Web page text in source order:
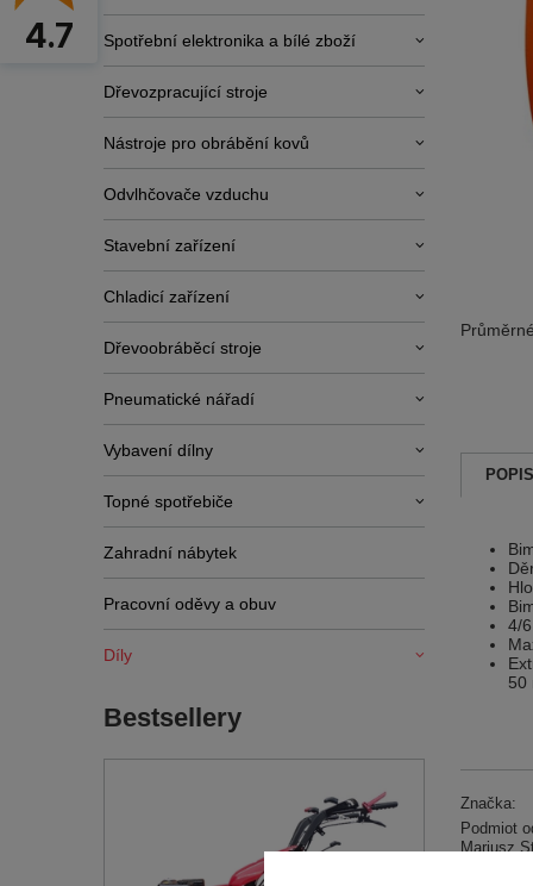
Spotřební elektronika a bílé zboží
Dřevozpracující stroje
Nástroje pro obrábění kovů
Odvlhčovače vzduchu
Stavební zařízení
Chladicí zařízení
Dřevoobráběcí stroje
Pneumatické nářadí
Vybavení dílny
Topné spotřebiče
Zahradní nábytek
Pracovní oděvy a obuv
Díly
Bestsellery
4/
50
Značka:
Podmiot
Mariusz
4.7